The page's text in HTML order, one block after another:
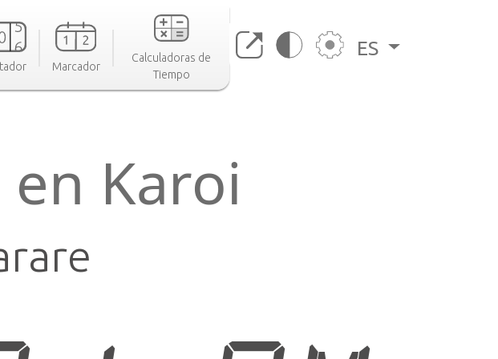
Marcador
Calculadoras de
Tiempo
ES
Karoi